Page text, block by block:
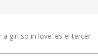
girl so in love' es el tercer